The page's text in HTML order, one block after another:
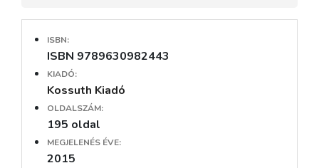
ISBN:
ISBN 9789630982443
KIADÓ:
Kossuth Kiadó
OLDALSZÁM:
195 oldal
MEGJELENÉS ÉVE:
2015